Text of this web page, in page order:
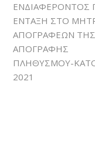
ΕΝΔΙΑΦΕΡΟΝΤΟΣ
ΕΝΤΑΞΗ ΣΤΟ
ΑΠΟΓΡΑΦΕΩΝ ΤΗΣ
ΑΠΟΓΡΑΦΗΣ
ΠΛΗΘΥΣΜΟΥ-
2021